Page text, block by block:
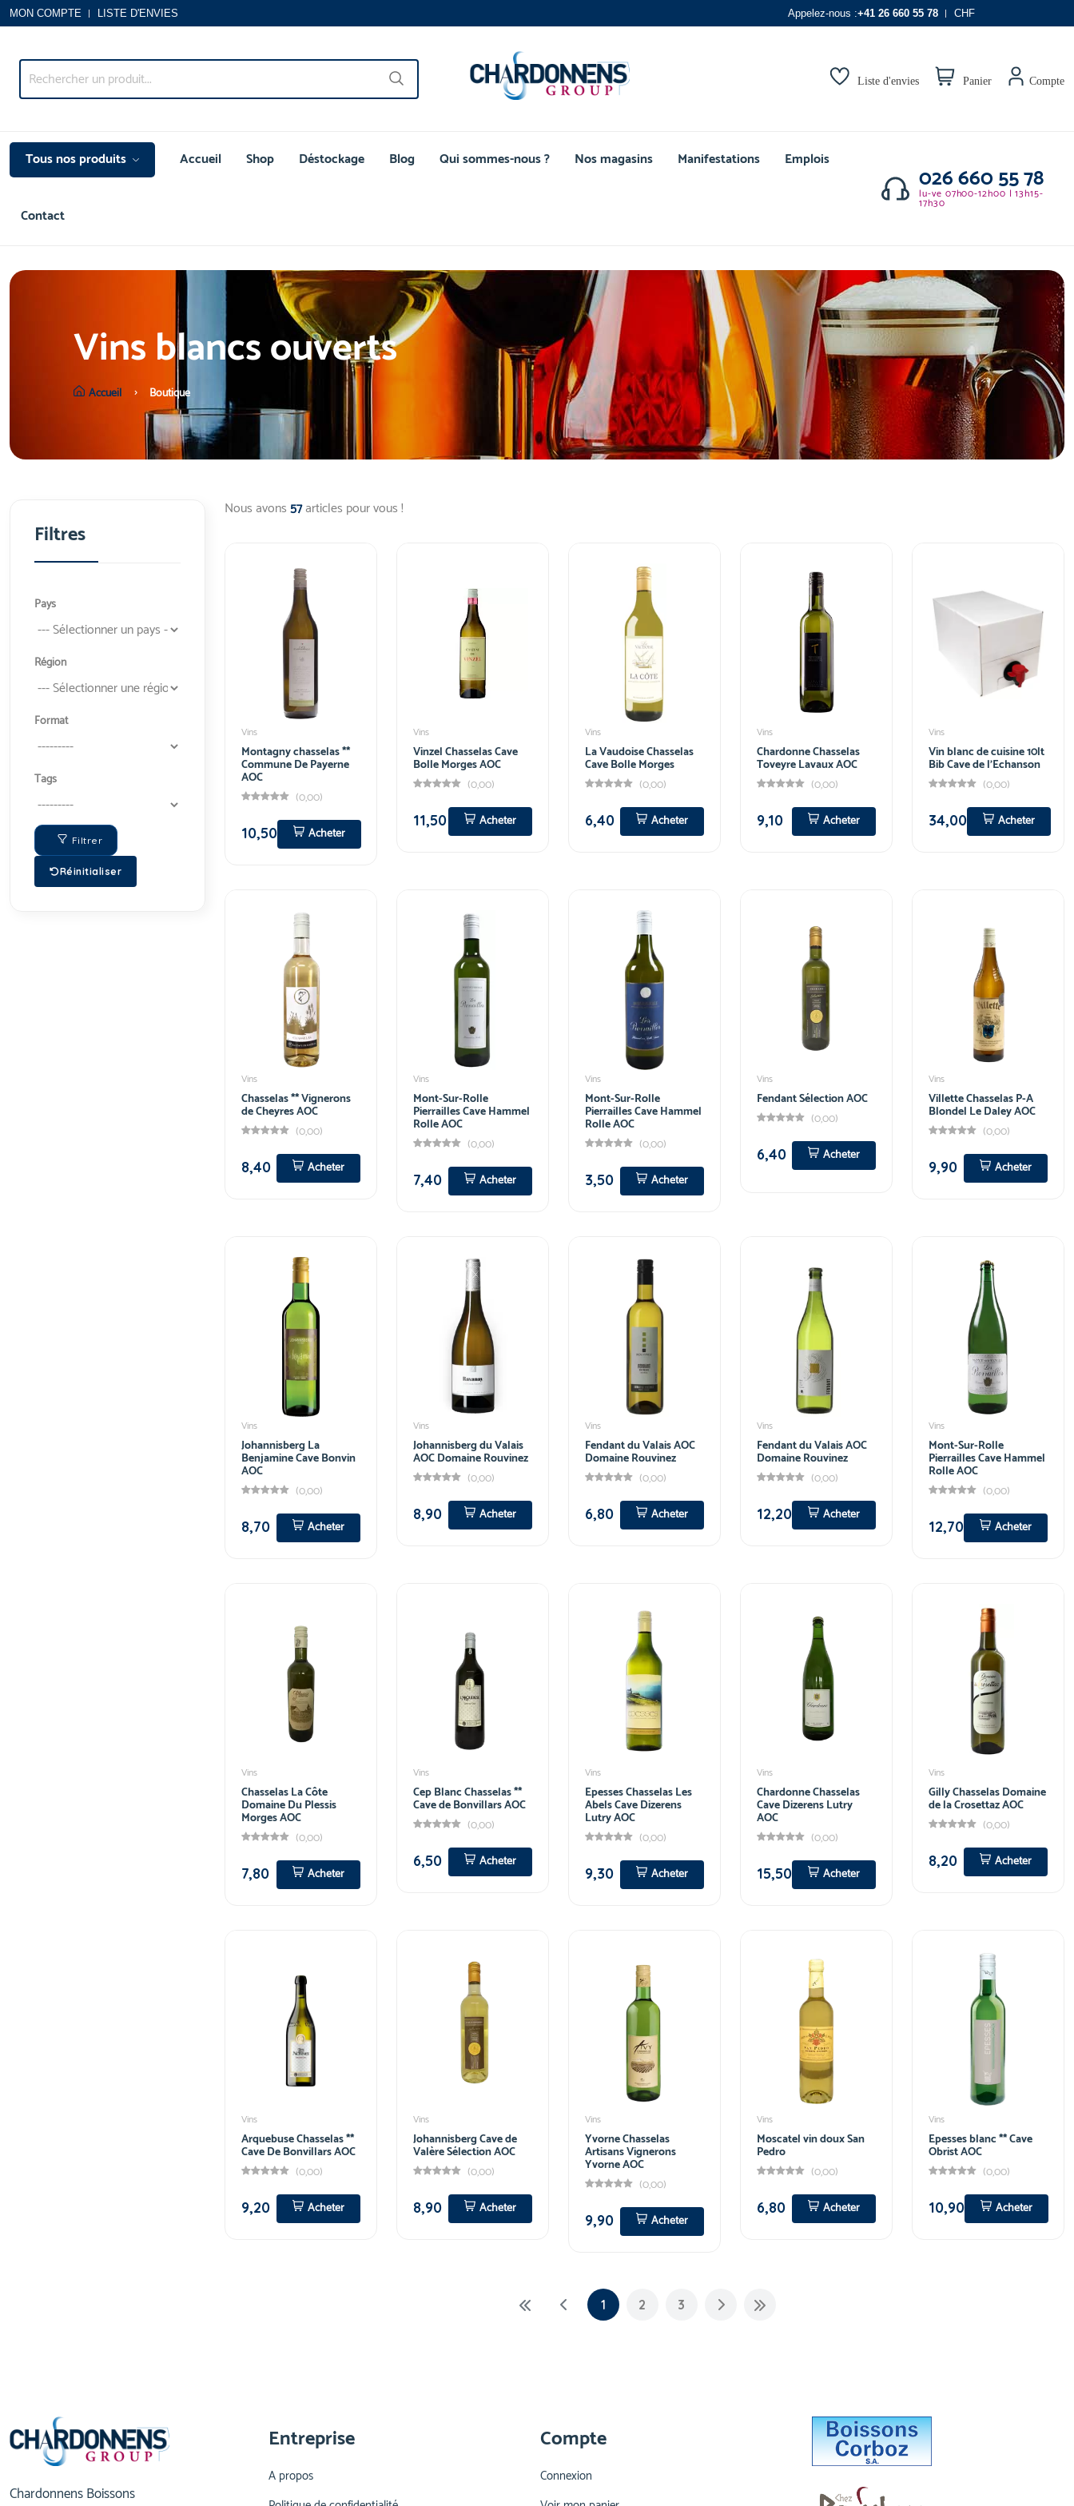
MON COMPTE LISTE D'ENVIES Appelez-nous :+41 26 660 55 78 CHF
Liste d'envies Panier Compte
Tous nos produits Accueil Shop Déstockage Blog Qui sommes-nous ? Nos magasins Manifestations Emplois
Contact
026 660 55 78
lu-ve 07h00-12h00 | 13h15-
17h30
Vins blancs ouverts
Accueil Boutique
Nous avons57articles pour vous !
Vins
Montagny chasselas **
Commune De Payerne
AOC
(0,00)
10,50
Acheter
Vins
Vinzel Chasselas Cave
Bolle Morges AOC
(0,00)
11,50
Acheter
Vins
La Vaudoise Chasselas
Cave Bolle Morges
(0,00)
6,40
Acheter
Vins
Chardonne Chasselas
Toveyre Lavaux AOC
(0,00)
9,10
Acheter
Vins
Vin blanc de cuisine 10lt
Bib Cave de l'Echanson
(0,00)
34,00
Acheter
Vins
Chasselas ** Vignerons
de Cheyres AOC
(0,00)
8,40
Acheter
Vins
Mont-Sur-Rolle
Pierrailles Cave Hammel
Rolle AOC
(0,00)
7,40
Acheter
Vins
Mont-Sur-Rolle
Pierrailles Cave Hammel
Rolle AOC
(0,00)
3,50
Acheter
Vins
Fendant Sélection AOC
(0,00)
6,40
Acheter
Vins
Villette Chasselas P-A
Blondel Le Daley AOC
(0,00)
9,90
Acheter
Vins
Johannisberg La
Benjamine Cave Bonvin
AOC
(0,00)
8,70
Acheter
Vins
Johannisberg du Valais
AOC Domaine Rouvinez
(0,00)
8,90
Acheter
Vins
Fendant du Valais AOC
Domaine Rouvinez
(0,00)
6,80
Acheter
Vins
Fendant du Valais AOC
Domaine Rouvinez
(0,00)
12,20
Acheter
Vins
Mont-Sur-Rolle
Pierrailles Cave Hammel
Rolle AOC
(0,00)
12,70
Acheter
Vins
Chasselas La Côte
Domaine Du Plessis
Morges AOC
(0,00)
7,80
Acheter
Vins
Cep Blanc Chasselas **
Cave de Bonvillars AOC
(0,00)
6,50
Acheter
Vins
Epesses Chasselas Les
Abels Cave Dizerens
Lutry AOC
(0,00)
9,30
Acheter
Vins
Chardonne Chasselas
Cave Dizerens Lutry
AOC
(0,00)
15,50
Acheter
Vins
Gilly Chasselas Domaine
de la Crosettaz AOC
(0,00)
8,20
Acheter
Vins
Arquebuse Chasselas **
Cave De Bonvillars AOC
(0,00)
9,20
Acheter
Vins
Johannisberg Cave de
Valère Sélection AOC
(0,00)
8,90
Acheter
Vins
Yvorne Chasselas
Artisans Vignerons
Yvorne AOC
(0,00)
9,90
Acheter
Vins
Moscatel vin doux San
Pedro
(0,00)
6,80
Acheter
Vins
Epesses blanc ** Cave
Obrist AOC
(0,00)
10,90
Acheter
1 2 3
Filtres
Pays
Région
Format
Tags
Filtrer
Réinitialiser
Chardonnens Boissons
Entreprise
A propos
Compte
Connexion